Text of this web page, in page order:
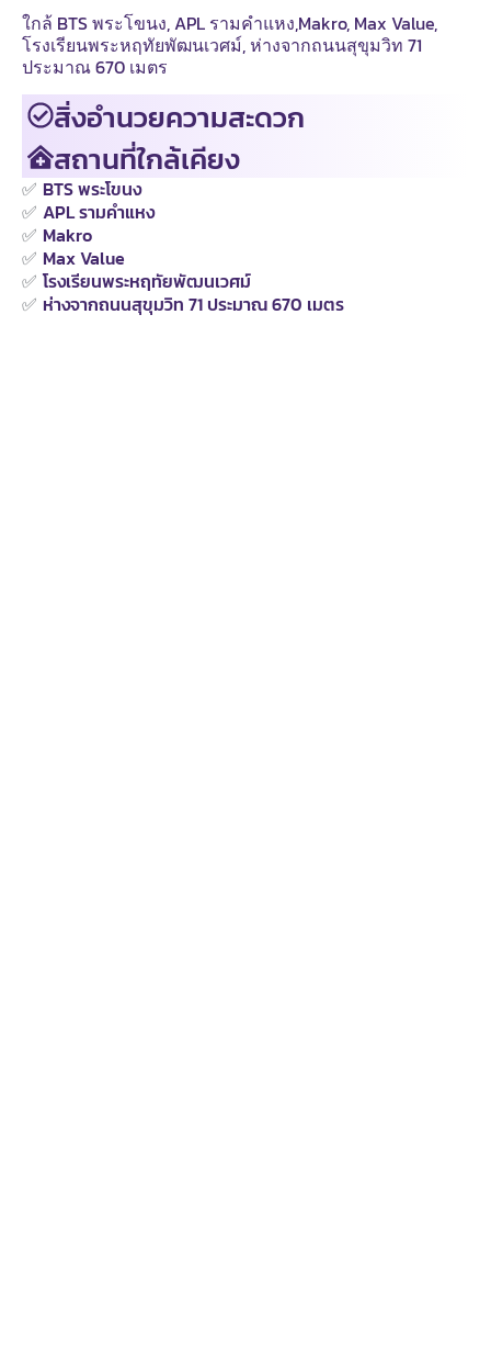
ใกล้ BTS พระโขนง, APL รามคำแหง,Makro, Max Value,
โรงเรียนพระหฤทัยพัฒนเวศม์, ห่างจากถนนสุขุมวิท 71
ประมาณ 670 เมตร
สิ่งอำนวยความสะดวก
สถานที่ใกล้เคียง
✅ BTS พระโขนง
✅ APL รามคำแหง
✅ Makro
✅ Max Value
✅ โรงเรียนพระหฤทัยพัฒนเวศม์
✅ ห่างจากถนนสุขุมวิท 71 ประมาณ 670 เมตร